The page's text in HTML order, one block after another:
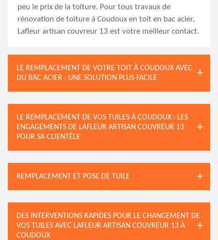
peu le prix de la toiture. Pour tous travaux de
rénovation de toiture à Coudoux en toit en bac acier,
Lafleur artisan couvreur 13 est votre meilleur contact.
LE REMPLACEMENT DE VOTRE TOIT À COUDOUX AVEC
DU BAC ACIER : UNE SOLUTION PLUS FACILE
LE REMPLACEMENT DE VOS TUILES À COUDOUX : LES
ENGAGEMENTS DE LAFLEUR ARTISAN COUVREUR 13
POUR SA CLIENTÈLE
REMPLACEMENT ET POSE DE TUILE
DES INTERVENTIONS RAPIDES POUR LE CHANGEMENT DE
VOS TUILES AVEC LAFLEUR ARTISAN COUVREUR 13 À
COUDOUX